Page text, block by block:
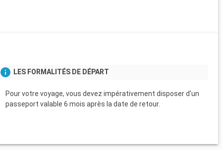
LES FORMALITÉS DE DÉPART
Pour votre voyage, vous devez impérativement disposer d'un
passeport valable 6 mois après la date de retour.